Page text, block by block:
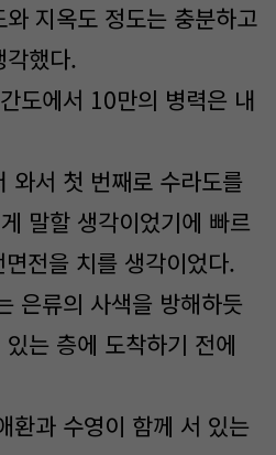
지옥도 정도는 충분하고
했다.
도에서 10만의 병력은 내
와서 첫 번째로 수라도를
말할 생각이었기에 빠르
전을 치를 생각이었다.
은류의 사색을 방해하듯
는 층에 도착하기 전에
환과 수영이 함께 서 있는